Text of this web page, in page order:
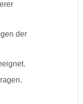
der